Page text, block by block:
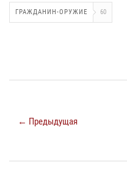
ГРАЖДАНИН-ОРУЖИЕ 60
← Предыдущая